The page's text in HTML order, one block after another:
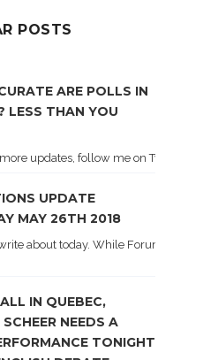
POSTS
ARE POLLS IN
LESS THAN YOU
updates, follow me on Twitter .
UPDATE
MAY 26TH 2018
about today. While Forum did
IN QUEBEC,
NEEDS A
TONIGHT